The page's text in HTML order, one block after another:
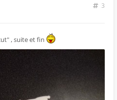
3
, suite et fin